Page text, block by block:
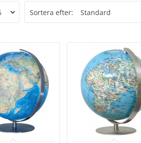
Sortera efter: